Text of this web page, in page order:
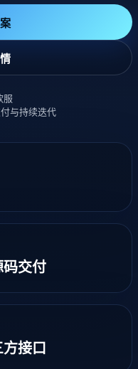
服
与持续迭代
码交付
接口